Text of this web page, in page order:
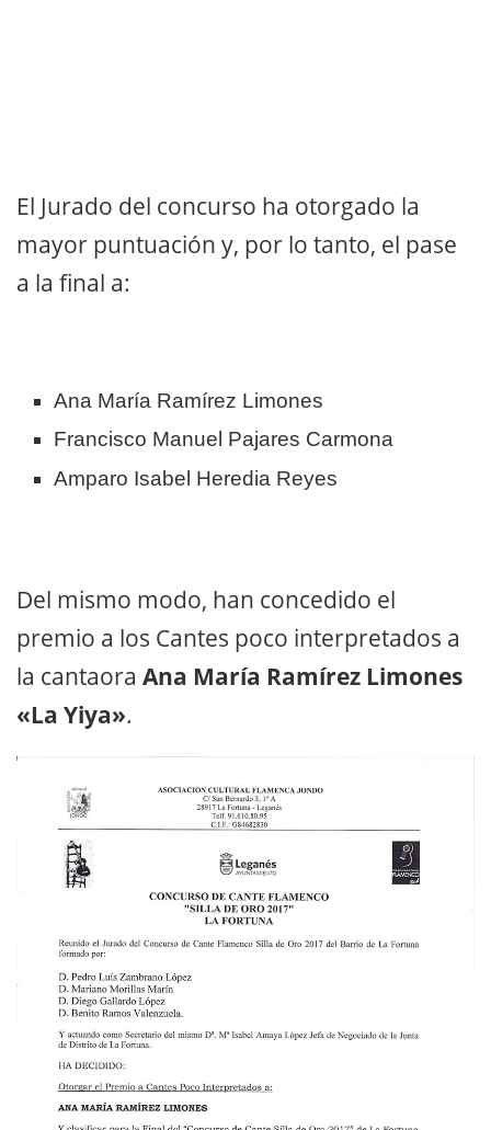
El Jurado del concurso ha otorgado la
mayor puntuación y, por lo tanto, el pase
a la final a:
Ana María Ramírez Limones
Francisco Manuel Pajares Carmona
Amparo Isabel Heredia Reyes
Del mismo modo, han concedido el
premio a los Cantes poco interpretados a
la cantaora Ana María Ramírez Limones
«La Yiya».